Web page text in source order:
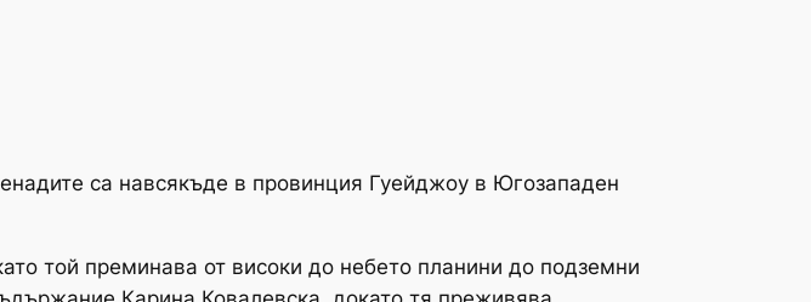
са навсякъде в провинция Гуейджоу в Югозападен
той преминава от високи до небето планини до подземни